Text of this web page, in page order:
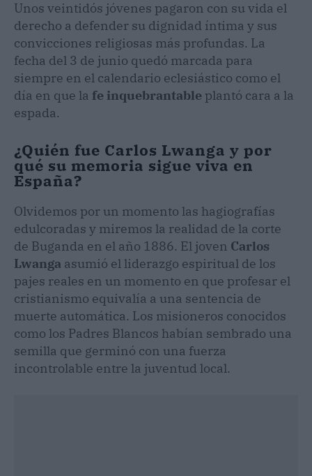
Unos veintidós jóvenes pagaron con su vida el
derecho a defender su dignidad íntima y sus
convicciones religiosas más profundas. La
fecha del 3 de junio quedó marcada para
siempre en el calendario eclesiástico como el
día en que la fe inquebrantable plantó cara a la
espada.
¿Quién fue Carlos Lwanga y por
qué su memoria sigue viva en
España?
Olvidemos por un momento las hagiografías
edulcoradas y miremos la realidad de la corte
de Buganda en el año 1886. El joven Carlos
Lwanga asumió el liderazgo espiritual de los
pajes reales en un momento en que profesar el
cristianismo equivalía a una sentencia de
muerte automática. Los misioneros conocidos
como los Padres Blancos habían sembrado una
semilla que germinó con una fuerza
incontrolable entre la juventud local.